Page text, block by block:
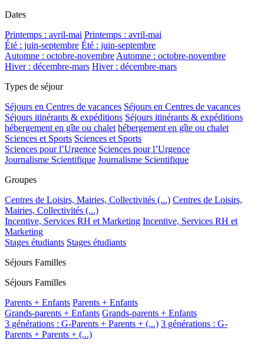
Dates
Printemps : avril-mai Printemps : avril-mai
Été : juin-septembre Été : juin-septembre
Automne : octobre-novembre Automne : octobre-novembre
Hiver : décembre-mars Hiver : décembre-mars
Types de séjour
Séjours en Centres de vacances Séjours en Centres de vacances
Séjours itinérants & expéditions Séjours itinérants & expéditions
hébergement en gîte ou chalet hébergement en gîte ou chalet
Sciences et Sports Sciences et Sports
Sciences pour l’Urgence Sciences pour l’Urgence
Journalisme Scientifique Journalisme Scientifique
Groupes
Centres de Loisirs, Mairies, Collectivités (...) Centres de Loisirs,
Mairies, Collectivités (...)
Incentive, Services RH et Marketing Incentive, Services RH et
Marketing
Stages étudiants Stages étudiants
Séjours Familles
Séjours Familles
Parents + Enfants Parents + Enfants
Grands-parents + Enfants Grands-parents + Enfants
3 générations : G-Parents + Parents + (...) 3 générations : G-
Parents + Parents + (...)